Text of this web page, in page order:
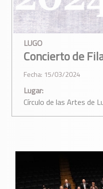
LUGO
Concierto de
Fecha: 15/03/2024
Lugar:
Círculo de las Artes de